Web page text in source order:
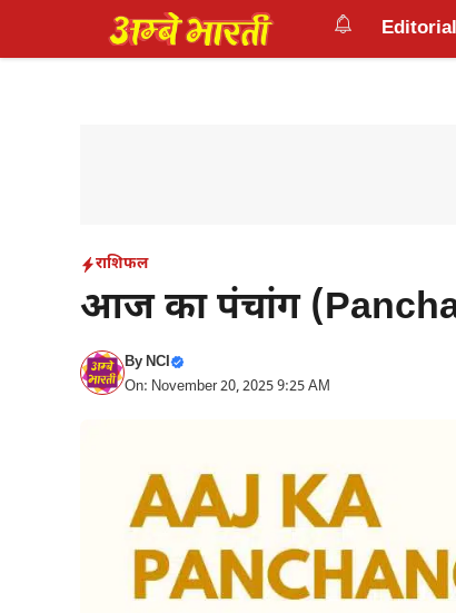
Editorial
राशिफल
आज का पंचांग
ByNCI
On: November 20, 2025 9:25 AM